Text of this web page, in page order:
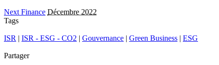
Next Finance Décembre 2022
Tags
ISR | ISR - ESG - CO2 | Gouvernance | Green Business | ESG
Partager